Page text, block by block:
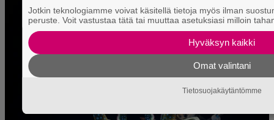
Jotkin teknologiamme voivat käsitellä tietoja myös ilman
peruste. Voit vastustaa tätä tai muuttaa asetuksiasi milloin
Hyväksyn kaikki
Omat valintani
Tietosuojakäytäntömme